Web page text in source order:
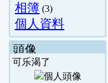
相簿 (3)
個人資料
頭像
可乐渴了